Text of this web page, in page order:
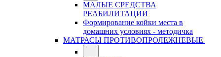
МАЛЫЕ СРЕДСТВА
РЕАБИЛИТАЦИИ
Формирование койки места в
домашних условиях - методичка
МАТРАСЫ ПРОТИВОПРОЛЕЖНЕВЫЕ